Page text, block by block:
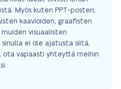
Myös kuten PPT-posteri,
kaavioiden, graafisten
visuaalisten
ei ole ajatusta siitä,
ota vapaasti yhteyttä meihin